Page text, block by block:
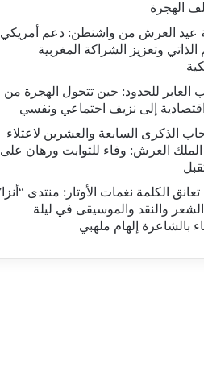
الهجرة
عيد العرش من واشنطن: دعم أمريكي
الذاتي وتعزيز الشراكة المغربية
العابر للحدود: حين تتحول الهجرة من
اقتصادية إلى نزيف اجتماعي ونفسي
الذكرى السابعة والعشرين لاعتلاء
الملك العرش: وفاء للثوابت ورهان على
تعانق الكلمة نغمات الأوتار: منتدى
والنقد والموسيقى في ليلة
بالشاعرة إلهام ملهبي